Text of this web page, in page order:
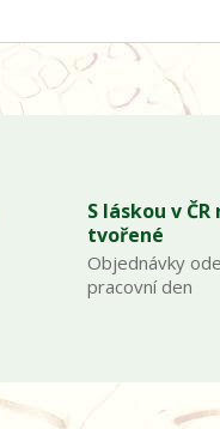
S láskou v ČR
tvořené
Objednávky
pracovní den